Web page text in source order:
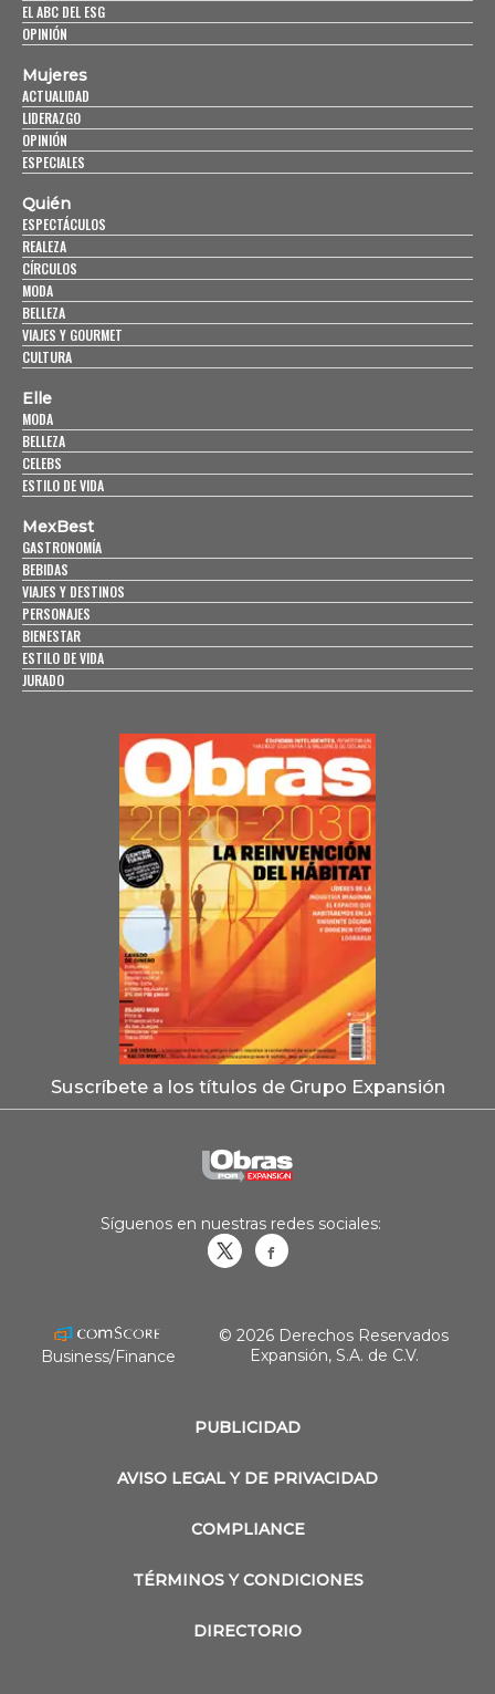
EL ABC DEL ESG
OPINIÓN
Mujeres
ACTUALIDAD
LIDERAZGO
OPINIÓN
ESPECIALES
Quién
ESPECTÁCULOS
REALEZA
CÍRCULOS
MODA
BELLEZA
VIAJES Y GOURMET
CULTURA
Elle
MODA
BELLEZA
CELEBS
ESTILO DE VIDA
MexBest
GASTRONOMÍA
BEBIDAS
VIAJES Y DESTINOS
PERSONAJES
BIENESTAR
ESTILO DE VIDA
JURADO
Suscríbete a los títulos de Grupo Expansión
PUBLICIDAD
AVISO LEGAL Y DE PRIVACIDAD
COMPLIANCE
TÉRMINOS Y CONDICIONES
DIRECTORIO
Síguenos en nuestras redes sociales:
Business/Finance
© 2026 Derechos Reservados
Expansión, S.A. de C.V.